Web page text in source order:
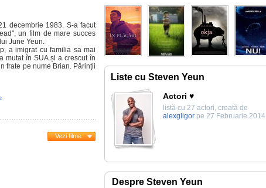
decembrie 1983. S-a facut
un film de mare succes
June Yeun.
a imigrat cu familia sa mai
mutat în SUA și a crescut în
frate pe nume Brian. Părinții
Vezi filme
Liste cu Steven Yeun
Actori ♥
listă cu 27 actori, creată de
alexgligor pe 27 Februarie 2014
Despre Steven Yeun